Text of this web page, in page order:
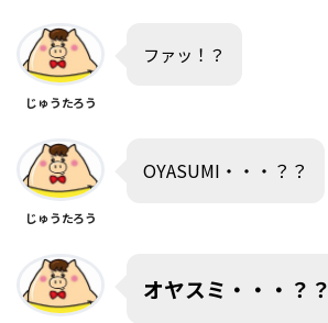
じゅうたろう
ファッ！？
じゅうたろう
OYASUMI・・・？？
オヤスミ・・・？？